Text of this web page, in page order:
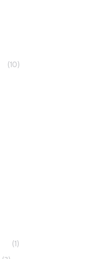
(10)
(1)